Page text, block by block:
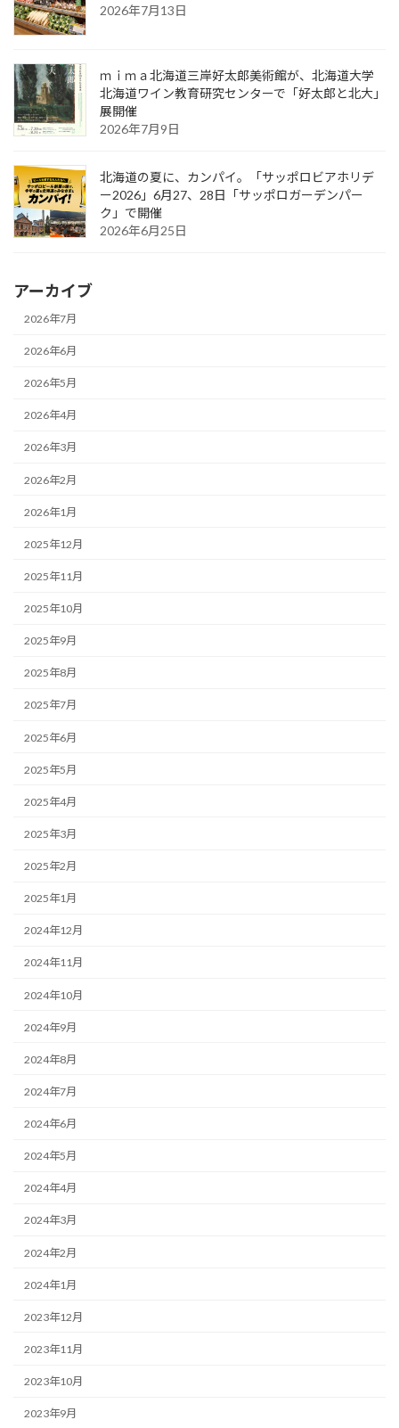
2026年7月13日
ｍｉｍａ北海道三岸好太郎美術館が、北海道大学
北海道ワイン教育研究センターで「好太郎と北大」
展開催
2026年7月9日
北海道の夏に、カンパイ。「サッポロビアホリデ
ー2026」6月27、28日「サッポロガーデンパー
ク」で開催
2026年6月25日
アーカイブ
2026年7月
2026年6月
2026年5月
2026年4月
2026年3月
2026年2月
2026年1月
2025年12月
2025年11月
2025年10月
2025年9月
2025年8月
2025年7月
2025年6月
2025年5月
2025年4月
2025年3月
2025年2月
2025年1月
2024年12月
2024年11月
2024年10月
2024年9月
2024年8月
2024年7月
2024年6月
2024年5月
2024年4月
2024年3月
2024年2月
2024年1月
2023年12月
2023年11月
2023年10月
2023年9月